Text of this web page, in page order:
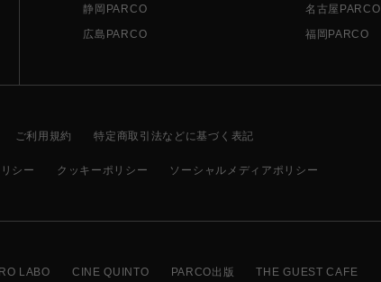
静岡PARCO
名古屋PARCO
広島PARCO
福岡PARCO
ご利用規約 特定商取引法などに基づく表記
シー クッキーポリシー ソーシャルメディアポリシー
LABO CINE QUINTO PARCO出版 THE GUEST CAFE